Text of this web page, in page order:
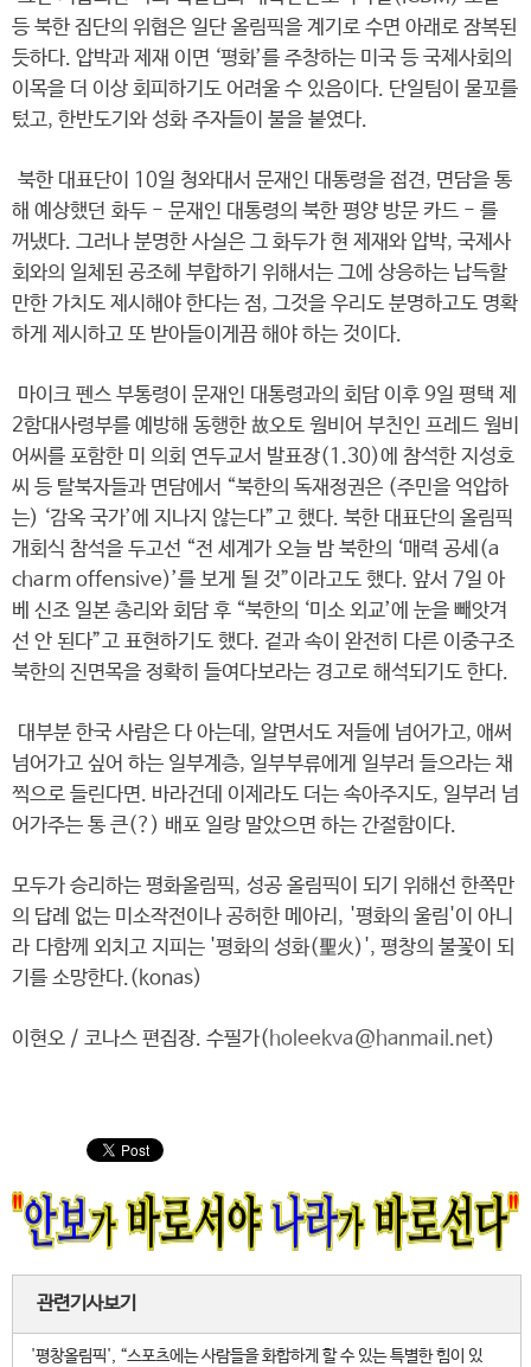
등 북한 집단의 위협은 일단 올림픽을 계기로 수면 아래로 잠복된
듯하다. 압박과 제재 이면 ‘평화’를 주창하는 미국 등 국제사회의
이목을 더 이상 회피하기도 어려울 수 있음이다. 단일팀이 물꼬를
텄고, 한반도기와 성화 주자들이 불을 붙였다.
북한 대표단이 10일 청와대서 문재인 대통령을 접견, 면담을 통
해 예상했던 화두 - 문재인 대통령의 북한 평양 방문 카드 - 를
꺼냈다. 그러나 분명한 사실은 그 화두가 현 제재와 압박, 국제사
회와의 일체된 공조헤 부합하기 위해서는 그에 상응하는 납득할
만한 가치도 제시해야 한다는 점, 그것을 우리도 분명하고도 명확
하게 제시하고 또 받아들이게끔 해야 하는 것이다.
마이크 펜스 부통령이 문재인 대통령과의 회담 이후 9일 평택 제
2함대사령부를 예방해 동행한 故오토 웜비어 부친인 프레드 웜비
어씨를 포함한 미 의회 연두교서 발표장(1.30)에 참석한 지성호
씨 등 탈북자들과 면담에서 “북한의 독재정권은 (주민을 억압하
는) ‘감옥 국가’에 지나지 않는다”고 했다. 북한 대표단의 올림픽
개회식 참석을 두고선 “전 세계가 오늘 밤 북한의 ‘매력 공세(a
charm offensive)’를 보게 될 것”이라고도 했다. 앞서 7일 아
베 신조 일본 총리와 회담 후 “북한의 ‘미소 외교’에 눈을 빼앗겨
선 안 된다”고 표현하기도 했다. 겉과 속이 완전히 다른 이중구조
북한의 진면목을 정확히 들여다보라는 경고로 해석되기도 한다.
대부분 한국 사람은 다 아는데, 알면서도 저들에 넘어가고, 애써
넘어가고 싶어 하는 일부계층, 일부부류에게 일부러 들으라는 채
찍으로 들린다면. 바라건데 이제라도 더는 속아주지도, 일부러 넘
어가주는 통 큰(?) 배포 일랑 말았으면 하는 간절함이다.
모두가 승리하는 평화올림픽, 성공 올림픽이 되기 위해선 한쪽만
의 답례 없는 미소작전이나 공허한 메아리, '평화의 울림'이 아니
라 다함께 외치고 지피는 '평화의 성화(聖火)', 평창의 불꽃이 되
기를 소망한다.(konas)
이현오 / 코나스 편집장. 수필가( holeekva@hanmail.net)
관련기사보기
'평창올림픽', “스포츠에는 사람들을 화합하게 할 수 있는 특별한 힘이 있